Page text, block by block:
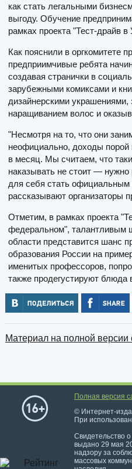
как стать легальными
выгоду. Обучение
рамках проекта "Тест-драйв
Как пояснили в оргкомитете
предприимчивые ребята
создавая странички в
зарубежными комиксами и
дизайнерскими
наращиванием волос и
"Несмотря на то, что они
неофициально, доходы
в месяц. Мы считаем, что
наказывать не стоит — нужно
для себя стать
рассказывают организаторы
Отметим, в рамках проекта
федеральном", талантливым
области представится шанс
образования России на
именитых профессоров,
также продегустируют блюда
Материал на полной версии
Полная версия
© Интернет-
При
Свидетельство
выдано 29 мая
надзору за
массовых